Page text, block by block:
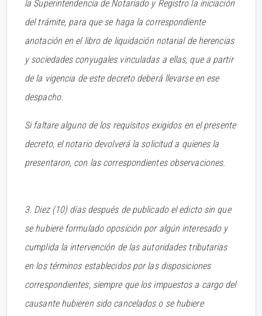
la Superintendencia de Notariado y Registro la iniciación
del trámite, para que se haga la correspondiente
anotación en el libro de liquidación notarial de herencias
y sociedades conyugales vinculadas a ellas, que a partir
de la vigencia de este decreto deberá llevarse en ese
despacho.
Si faltare alguno de los requisitos exigidos en el presente
decreto, el notario devolverá la solicitud a quienes la
presentaron, con las correspondientes observaciones.
3. Diez (10) días después de publicado el edicto sin que
se hubiere formulado oposición por algún interesado y
cumplida la intervención de las autoridades tributarias
en los términos establecidos por las disposiciones
correspondientes, siempre que los impuestos a cargo del
causante hubieren sido cancelados o se hubiere